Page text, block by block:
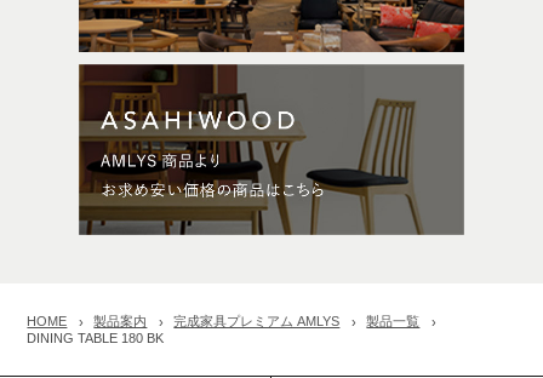
HOME 製品案内 完成家具プレミアム AMLYS
製品一覧
DINING TABLE 180 BK